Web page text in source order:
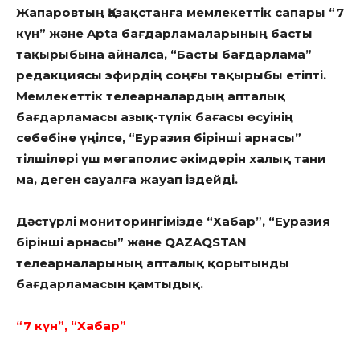
Жапаровтың Қазақстанға мемлекеттік сапары “7
күн” және Apta бағдарламаларының басты
тақырыбына айналса, “Басты бағдарлама”
редакциясы эфирдің соңғы тақырыбы етіпті.
Мемлекеттік телеарналардың апталық
бағдарламасы азық-түлік бағасы өсуінің
себебіне үңілсе, “Еуразия бірінші арнасы”
тілшілері үш мегаполис әкімдерін халық тани
ма, деген сауалға жауап іздейді.
Дәстүрлі мониторингімізде “Хабар”, “Еуразия
бірінші арнасы” және QAZAQSTAN
телеарналарының апталық қорытынды
бағдарламасын қамтыдық.
“7 күн”, “Хабар”